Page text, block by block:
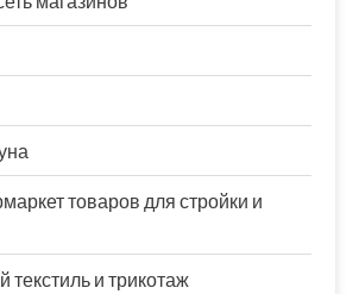
товаров для стройки и
текстиль и трикотаж